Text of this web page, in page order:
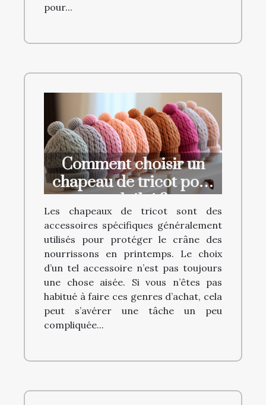
pour...
Comment choisir un
chapeau de tricot pour
un bébé ?
Les chapeaux de tricot sont des
accessoires spécifiques généralement
utilisés pour protéger le crâne des
nourrissons en printemps. Le choix
d’un tel accessoire n’est pas toujours
une chose aisée. Si vous n’êtes pas
habitué à faire ces genres d’achat, cela
peut s’avérer une tâche un peu
compliquée...